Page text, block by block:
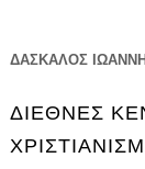
ΔΑΣΚΑΛΟΣ
ΔΙΕΘΝΕΣ